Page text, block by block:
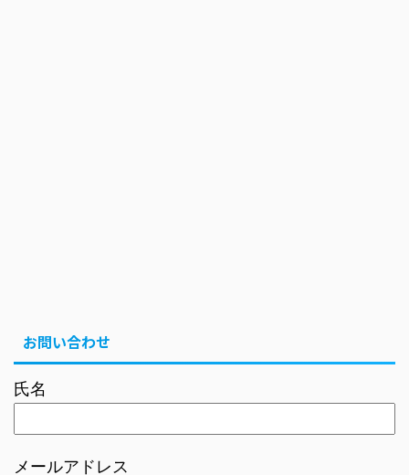
お問い合わせ
氏名
メールアドレス